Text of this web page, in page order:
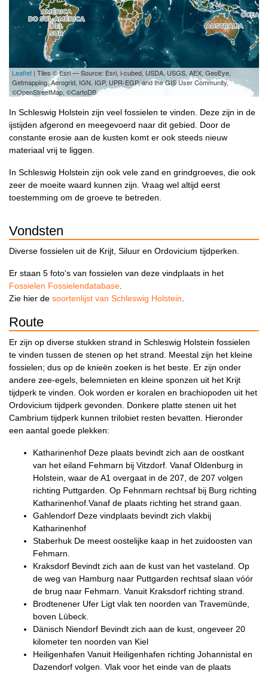
Leaflet | Tiles © Esri — Source: Esri, i-cubed, USDA, USGS, AEX, GeoEye,
Getmapping, Aerogrid, IGN, IGP, UPR-EGP, and the GIS User Community,
©OpenStreetMap, ©CartoDB
In Schleswig Holstein zijn veel fossielen te vinden. Deze zijn in de
ijstijden afgerond en meegevoerd naar dit gebied. Door de
constante erosie aan de kusten komt er ook steeds nieuw
materiaal vrij te liggen.
In Schleswig Holstein zijn ook vele zand en grindgroeves, die ook
zeer de moeite waard kunnen zijn. Vraag wel altijd eerst
toestemming om de groeve te betreden.
Vondsten
Diverse fossielen uit de Krijt, Siluur en Ordovicium tijdperken.
Er staan 5 foto's van fossielen van deze vindplaats in het
Fossielen Fossielendatabase.
Zie hier de soortenlijst van Schleswig Holstein.
Route
Er zijn op diverse stukken strand in Schleswig Holstein fossielen
te vinden tussen de stenen op het strand. Meestal zijn het kleine
fossielen; dus op de knieën zoeken is het beste. Er zijn onder
andere zee-egels, belemnieten en kleine sponzen uit het Krijt
tijdperk te vinden. Ook worden er koralen en brachiopoden uit het
Ordovicium tijdperk gevonden. Donkere platte stenen uit het
Cambrium tijdperk kunnen trilobiet resten bevatten. Hieronder
een aantal goede plekken:
Katharinenhof Deze plaats bevindt zich aan de oostkant
van het eiland Fehmarn bij Vitzdorf. Vanaf Oldenburg in
Holstein, waar de A1 overgaat in de 207, de 207 volgen
richting Puttgarden. Op Fehnmarn rechtsaf bij Burg richting
Katharinenhof.Vanaf de plaats richting het strand gaan.
Gahlendorf Deze vindplaats bevindt zich vlakbij
Katharinenhof
Staberhuk De meest oostelijke kaap in het zuidoosten van
Fehmarn.
Kraksdorf Bevindt zich aan de kust van het vasteland. Op
de weg van Hamburg naar Puttgarden rechtsaf slaan vóór
de brug naar Fehmarn. Vanuit Kraksdorf richting strand.
Brodtenener Ufer Ligt vlak ten noorden van Travemünde,
boven Lübeck.
Dänisch Niendorf Bevindt zich aan de kust, ongeveer 20
kilometer ten noorden van Kiel
Heiligenhafen Vanuit Heiligenhafen richting Johannistal en
Dazendorf volgen. Vlak voor het einde van de plaats